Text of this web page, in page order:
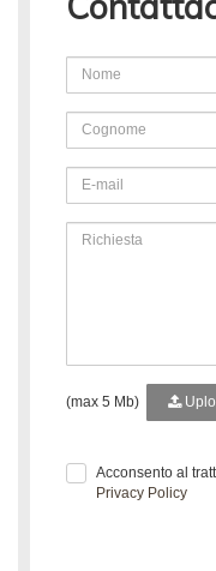
(max 5 Mb)
Acconsento al
Privacy Policy